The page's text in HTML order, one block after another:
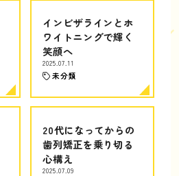
インビザラインとホ
ワイトニングで輝く
笑顔へ
2025.07.11
未分類
20代になってからの
歯列矯正を乗り切る
心構え
2025.07.09